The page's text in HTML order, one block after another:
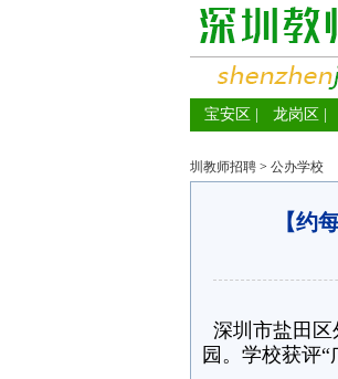
宝安区 龙岗区
圳教师招聘 > 公办学校
【约
深圳市盐田
园。学校获评“